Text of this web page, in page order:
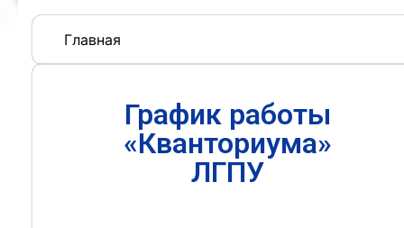
Главная
График работы
«Кванториума»
ЛГПУ